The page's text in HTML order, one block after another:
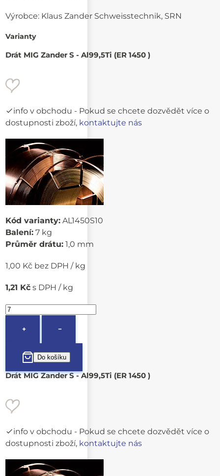
Výrobce: Klaus Zander Schweisstechnik, SRN
Varianty
Drát MIG Zander S - Al99,5Ti (ER 1450 )
info v obchodu - Pokud se chcete dozvědět více o
dostupnosti zboží, kontaktujte nás
Kód varianty: AL1450S10
Balení: 7 kg
Průměr drátu: 1,0 mm
1,00 Kč bez DPH / kg
1,21 Kč s DPH / kg
+ −
Drát MIG Zander S - Al99,5Ti (ER 1450 )
info v obchodu - Pokud se chcete dozvědět více o
dostupnosti zboží, kontaktujte nás